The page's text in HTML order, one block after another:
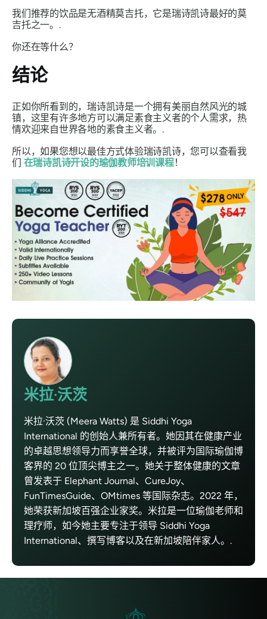
我们推荐的饮品是无酒精莫吉托，它是瑞诗凯诗最好的莫
吉托之一。.
你还在等什么？
结论
正如你所看到的，瑞诗凯诗是一个拥有美丽自然风光的城
镇，这里有许多地方可以满足素食主义者的个人需求，热
情欢迎来自世界各地的素食主义者。.
所以，如果您想以最佳方式体验瑞诗凯诗，您可以查看我
们 在瑞诗凯诗开设的瑜伽教师培训课程！
米拉·沃茨
米拉·沃茨 (Meera Watts) 是 Siddhi Yoga
International 的创始人兼所有者。她因其在健康产业
的卓越思想领导力而享誉全球，并被评为国际瑜伽博
客界的 20 位顶尖博主之一。她关于整体健康的文章
曾发表于 Elephant Journal、CureJoy、
FunTimesGuide、OMtimes 等国际杂志。2022 年，
她荣获新加坡百强企业家奖。米拉是一位瑜伽老师和
理疗师，如今她主要专注于领导 Siddhi Yoga
International、撰写博客以及在新加坡陪伴家人。.